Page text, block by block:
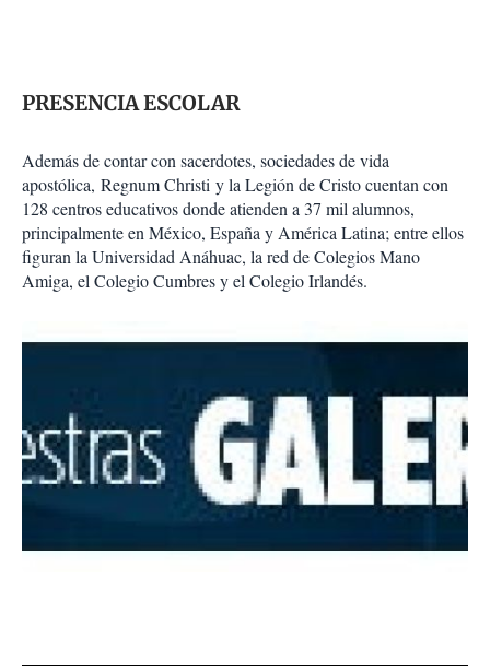
PRESENCIA ESCOLAR
Además de contar con sacerdotes, sociedades de vida
apostólica, Regnum Christi y la Legión de Cristo cuentan con
128 centros educativos donde atienden a 37 mil alumnos,
principalmente en México, España y América Latina; entre ellos
figuran la Universidad Anáhuac, la red de Colegios Mano
Amiga, el Colegio Cumbres y el Colegio Irlandés.